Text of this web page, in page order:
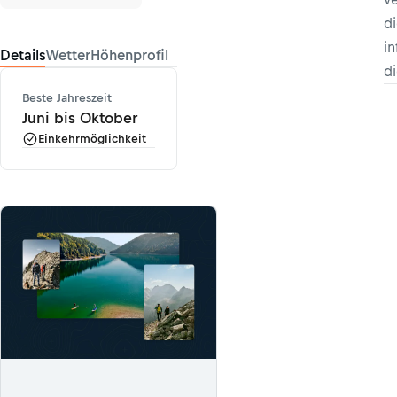
DetailsWetterHöhenprofil
Beste Jahreszeit
Juni bis Oktober
Einkehrmöglichkeit